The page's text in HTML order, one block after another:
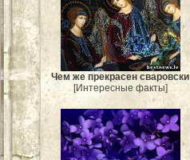
Чем же прекрасен сваровски
[Интересные факты]